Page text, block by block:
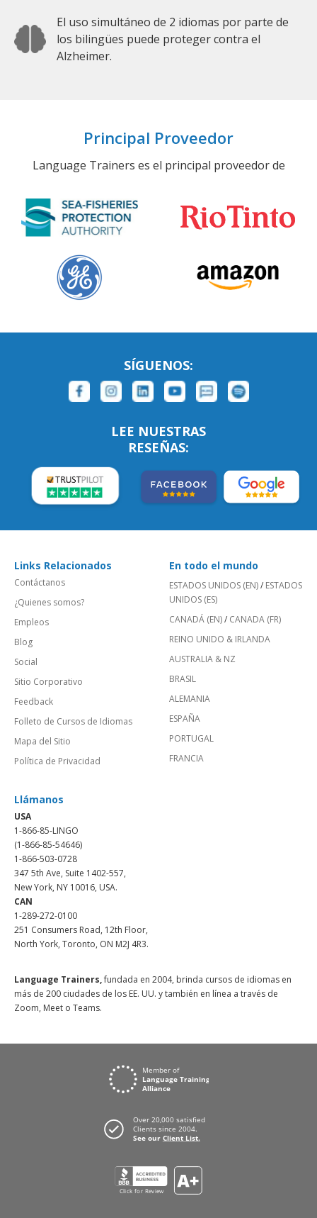
El uso simultáneo de 2 idiomas por parte de
los bilingües puede proteger contra el
Alzheimer.
Principal Proveedor
Language Trainers es el principal proveedor de
SÍGUENOS:
LEE NUESTRAS
RESEÑAS:
Links Relacionados
Contáctanos
¿Quienes somos?
Empleos
Blog
Social
Sitio Corporativo
Feedback
Folleto de Cursos de Idiomas
Mapa del Sitio
Política de Privacidad
En todo el mundo
ESTADOS UNIDOS (EN)/ ESTADOS
UNIDOS (ES)
CANADÁ (EN)/ CANADA (FR)
REINO UNIDO & IRLANDA
AUSTRALIA & NZ
BRASIL
ALEMANIA
ESPAÑA
PORTUGAL
FRANCIA
Llámanos
USA
1-866-85-LINGO
(1-866-85-54646)
1-866-503-0728
347 5th Ave, Suite 1402-557,
New York, NY 10016, USA.
CAN
1-289-272-0100
251 Consumers Road, 12th Floor,
North York, Toronto, ON M2J 4R3.
Language Trainers,fundada en 2004, brinda cursos de idiomas en
más de 200 ciudades de los EE. UU. y también en línea a través de
Zoom, Meet o Teams.